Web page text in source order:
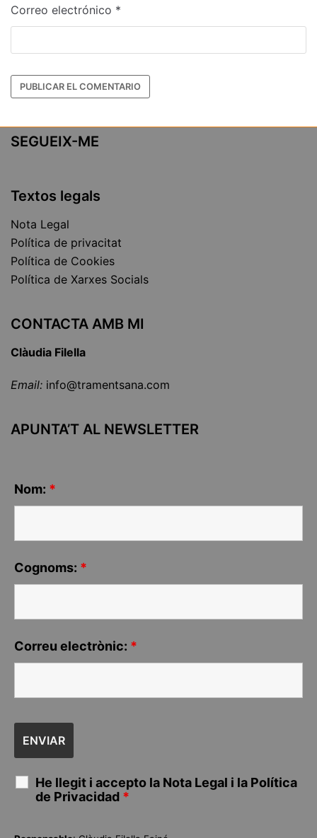
Correo electrónico *
SEGUEIX-ME
Textos legals
Nota Legal
Política de privacitat
Política de Cookies
Política de Xarxes Socials
CONTACTA AMB MI
Clàudia Filella
Email: info@tramentsana.com
APUNTA’T AL NEWSLETTER
Nom: *
Cognoms: *
Correu electrònic: *
He llegit i accepto la Nota Legal i la Política
de Privacidad *